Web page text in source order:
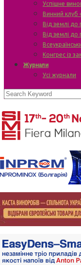
Успішне
Винний клуб
Від землі до
Від землі до
Конгрес із
Журнали
Усі журнали